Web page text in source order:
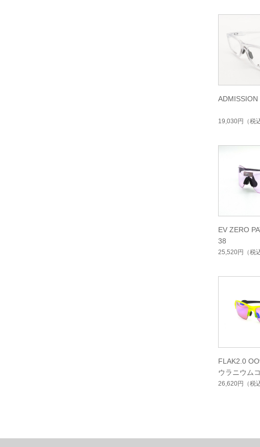
19,030円 （税
EV ZERO
38
25,520円 （税
FLAK2.0
ウラニウム
26,620円 （税